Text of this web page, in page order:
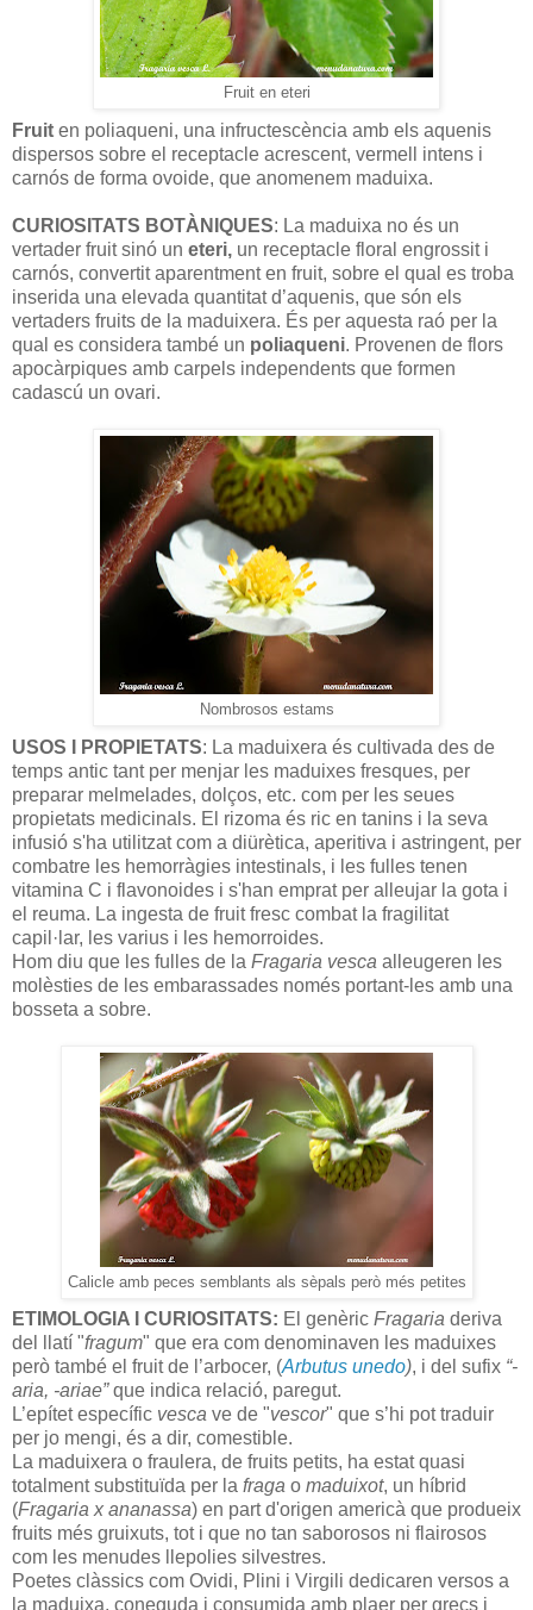
Fruit en eteri
Fruit en poliaqueni, una infructescència amb els aquenis
dispersos sobre el receptacle acrescent, vermell intens i
carnós de forma ovoide, que anomenem maduixa.
CURIOSITATS BOTÀNIQUES: La maduixa no és un
vertader fruit sinó un eteri, un receptacle floral engrossit i
carnós, convertit aparentment en fruit, sobre el qual es troba
inserida una elevada quantitat d’aquenis, que són els
vertaders fruits de la maduixera. És per aquesta raó per la
qual es considera també un poliaqueni. Provenen de flors
apocàrpiques amb carpels independents que formen
cadascú un ovari.
Nombrosos estams
USOS I PROPIETATS: La maduixera és cultivada des de
temps antic tant per menjar les maduixes fresques, per
preparar melmelades, dolços, etc. com per les seues
propietats medicinals. El rizoma és ric en tanins i la seva
infusió s'ha utilitzat com a diürètica, aperitiva i astringent, per
combatre les hemorràgies intestinals, i les fulles tenen
vitamina C i flavonoides i s'han emprat per alleujar la gota i
el reuma. La ingesta de fruit fresc combat la fragilitat
capil·lar, les varius i les hemorroides.
Hom diu que les fulles de la Fragaria vesca alleugeren les
molèsties de les embarassades només portant-les amb una
bosseta a sobre.
Calicle amb peces semblants als sèpals però més petites
ETIMOLOGIA I CURIOSITATS: El genèric Fragaria deriva
del llatí "fragum" que era com denominaven les maduixes
però també el fruit de l’arbocer, (Arbutus unedo), i del sufix “-
aria, -ariae”que indica relació, paregut.
L’epítet específic vesca ve de "vescor" que s’hi pot traduir
per jo mengi, és a dir, comestible.
La maduixera o fraulera, de fruits petits, ha estat quasi
totalment substituïda per la fraga o maduixot, un híbrid
(Fragaria x ananassa) en part d'origen americà que produeix
fruits més gruixuts, tot i que no tan saborosos ni flairosos
com les menudes llepolies silvestres.
Poetes clàssics com Ovidi, Plini i Virgili dedicaren versos a
la maduixa, coneguda i consumida amb plaer per grecs i